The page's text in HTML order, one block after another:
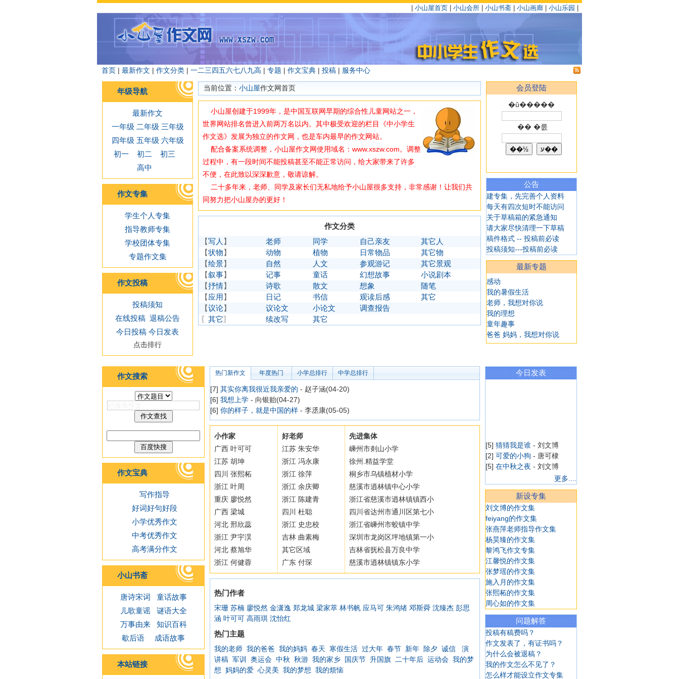
小山屋首页 小山会所 小山书斋 小山画廊 小山乐园
首页 | 最新作文 | 作文分类 | 一二三四五六七八九高 | 专题 | 作文宝典 | 投稿 | 服务中心
年级导航
最新作文
一年级 二年级 三年级
四年级 五年级 六年级
初一
初二
初三
高中
作文专集
学生个人专集
指导教师专集
学校团体专集
专题作文集
作文投稿
投稿须知
在线投稿 退稿公告
今日投稿 今日发表
点击排行
当前位置： 小山屋作文网首页
小山屋创建于1999年，是中国互联网早期的综合性儿童网站之一，
世界网站排名曾进入前两万名以内。其中极受欢迎的栏目《中小学生
作文选》发展为独立的作文网，也是车内最早的作文网站。
配合备案系统调整，小山屋作文网使用域名：www.xszw.com。调整
过程中，有一段时间不能投稿甚至不能正常访问，给大家带来了许多
不便，在此致以深深歉意，敬请谅解。
二十多年来，老师、同学及家长们无私地给予小山屋很多支持，非常感谢！让我们共
同努力把小山屋办的更好！
作文分类
【写人 】 老师 同学 自己亲友
其它人
【状物】 动物 植物 日常物品
其它物
【绘景】 自然 人文 参观游记
其它景观
【叙事】 记事 童话 幻想故事
小说剧本
【抒情】 诗歌 散文 想象
随笔
【应用】 日记 书信 观读后感
其它
【议论】 议论文 小论文
调查报告
〖 其它〗 续改写 其它
会员登陆
�û�����
�� �룺
公告
建专集，先完善个人资料
每天有四次短时不能访问
关于草稿箱的紧急通知
请大家尽快清理一下草稿
稿件格式 -- 投稿前必读
投稿须知---投稿前必读
最新专题
感动
我的暑假生活
老师，我想对你说
我的理想
童年趣事
爸爸 妈妈，我想对你说
作文搜索
作文宝典
写作指导
好词好句好段
小学优秀作文
中考优秀作文
高考满分作文
小山书斋
唐诗宋词
童话故事
儿歌童谣
谜语大全
万事由来
知识百科
歇后语
成语故事
本站链接
热门新作文 年度热门 小学总排行 中学总排行
[7] 其实你离我很近我亲爱的 - 赵子涵(04-20)
[6] 我想上学 - 向银贻(04-27)
[6] 你的样子，就是中国的样 - 李丞康(05-05)
小作家
广西 叶可可
江苏 胡坤
四川 张熙柘
浙江 叶周
重庆 廖悦然
广西 梁城
河北 邢欣蕊
浙江 尹宇淏
河北 蔡旭华
浙江 何健蓉
好老师
江苏 朱安华
浙江 冯永康
浙江 徐萍
浙江 余庆卿
浙江 陈建青
四川 杜聪
浙江 史忠校
吉林 曲素梅
其它区域
广东 付琛
先进集体
嵊州市剡山小学
徐州.精益学堂
桐乡市乌镇植材小学
慈溪市逍林镇中心小学
浙江省慈溪市逍林镇镇西小
四川省达州市通川区第七小
浙江省嵊州市蛟镇中学
深圳市龙岗区坪地镇第一小
吉林省抚松县万良中学
慈溪市逍林镇镇东小学
热门作者
宋珊 苏楠 廖悦然 金潇逸 郑龙城 梁家萃 林书帆 应马可 朱鸿绪 邓斯舜 沈臻杰 彭思
涵 叶可可 高雨琪 沈怡红
热门主题
我的老师 我的爸爸 我的妈妈 春天 寒假生活 过大年 春节 新年 除夕 诚信
演
讲稿 军训 奥运会 中秋 秋游 我的家乡 国庆节 升国旗 二十年后 运动会 我的梦
想 妈妈的爱 心灵美 我的梦想 我的烦恼
今日发表
[5] 猜猜我是谁 - 刘文博
[2] 可爱的小狗 - 唐可棣
[5] 在中秋之夜 - 刘文博
- 刘文博
[5]平凡，也是一种美- 刘文
[4]日记一则- 华嘉璐
[4]学游泳- 华嘉璐
[4]日记一则- 华嘉璐
[4]漂亮的喷泉- 陈溢
[4]做梦- 陈溢
[4]学游泳- 陈溢
[4]我十岁生日啦
[4]看田野- 陈溢
[4]海皮岛水世界
[7]一去不复返的小学
我想当个魔法师- 韩雨菲
[4]游上海野生动物园
菲
[4]逛商场- 韩雨菲
[4]老妈减肥记- 韩雨菲
[4]我学会了苦瓜炒蛋- 韩雨
更多....
新设专集
刘文博的作文集
feiyang的作文集
张燕萍老师指导作文集
杨昊臻的作文集
黎鸿飞作文专集
江馨悦的作文集
张梦瑶的作文集
施入月的作文集
张熙柘的作文集
周心如的作文集
问题解答
投稿有稿费吗？
作文发表了，有证书吗？
为什么会被退稿？
我的作文怎么不见了？
怎么样才能设立作文专集